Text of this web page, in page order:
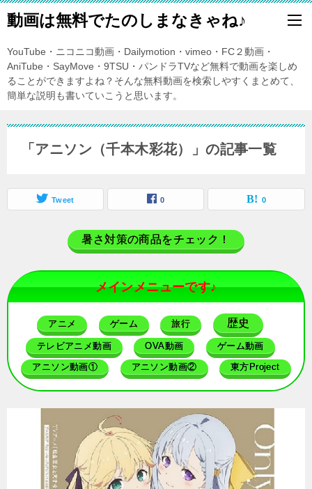
動画は無料でたのしまなきゃね♪
YouTube・ニコニコ動画・Dailymotion・vimeo・FC２動画・
AniTube・SayMove・9TSU・パンドラTVなど無料で動画を楽しめ
ることができますよね？そんな無料動画を検索しやすくまとめて、
簡単な説明も書いていこうと思います。
「アニソン（千本木彩花）」の記事一覧
Tweet 0 0
暑さ対策の商品をチェック！
メインメニューです♪
アニメ ゲーム 旅行 歴史
テレビアニメ動画 OVA動画 ゲーム動画
アニソン動画① アニソン動画② 東方Project